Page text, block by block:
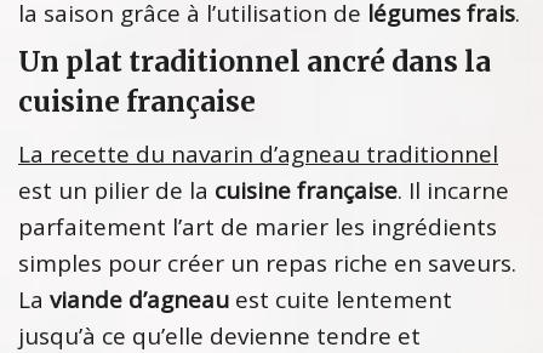
la saison grâce à l’utilisation de légumes frais.
Un plat traditionnel ancré dans la
cuisine française
La recette du navarin d’agneau traditionnel
est un pilier de la cuisine française. Il incarne
parfaitement l’art de marier les ingrédients
simples pour créer un repas riche en saveurs.
La viande d’agneau est cuite lentement
jusqu’à ce qu’elle devienne tendre et